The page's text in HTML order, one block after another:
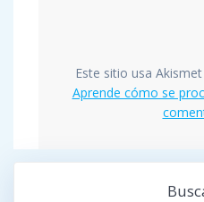
Este sitio usa
Aprende cómo se